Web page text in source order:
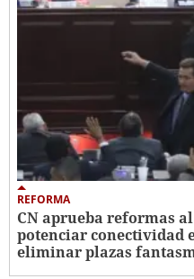
REFORMA
CN aprueba reformas
potenciar
eliminar plazas